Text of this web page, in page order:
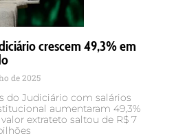
crescem 49,3% em
de 2025
do Judiciário com salários
aumentaram 49,3%
extrateto saltou de R$ 7